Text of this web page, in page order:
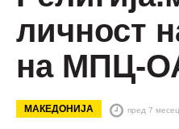
личност
на МПЦ-
МАКЕДОНИЈА пред 7